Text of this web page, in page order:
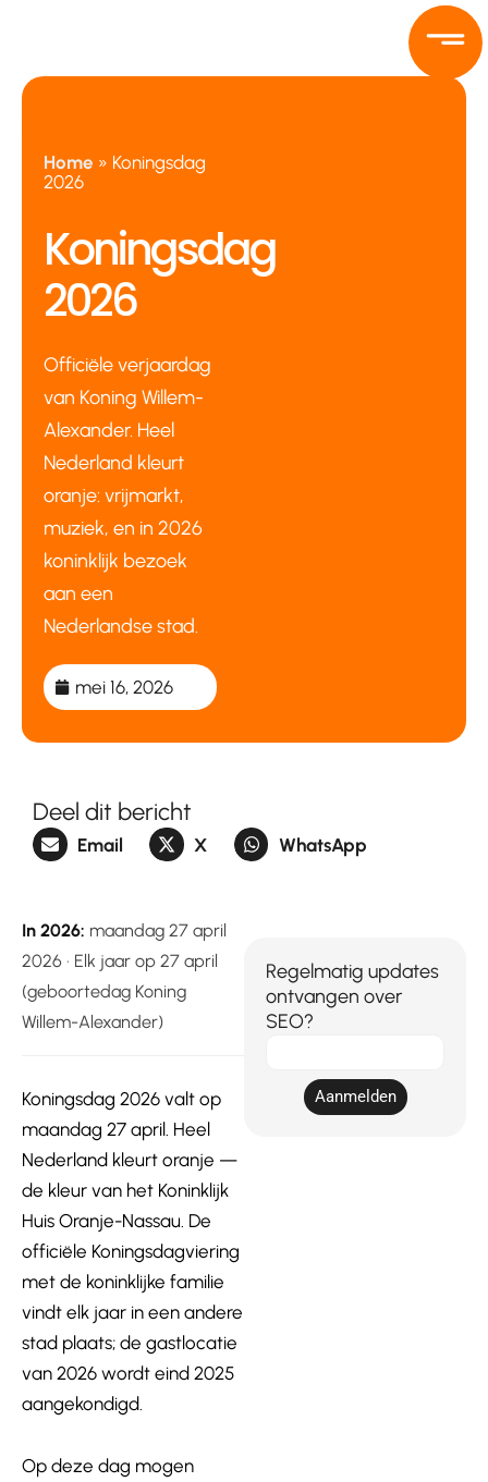
inhoud
Home » Koningsdag
2026
Koningsdag
2026
Officiële verjaardag
van Koning Willem-
Alexander. Heel
Nederland kleurt
oranje: vrijmarkt,
muziek, en in 2026
koninklijk bezoek
aan een
Nederlandse stad.
mei 16, 2026
Deel dit bericht
Email X WhatsApp
In 2026: maandag 27 april
2026 · Elk jaar op 27 april
(geboortedag Koning
Willem-Alexander)
Koningsdag 2026 valt op
maandag 27 april. Heel
Nederland kleurt oranje —
de kleur van het Koninklijk
Huis Oranje-Nassau. De
officiële Koningsdagviering
met de koninklijke familie
vindt elk jaar in een andere
stad plaats; de gastlocatie
van 2026 wordt eind 2025
aangekondigd.
Op deze dag mogen
Regelmatig updates
ontvangen over
SEO?
Aanmelden